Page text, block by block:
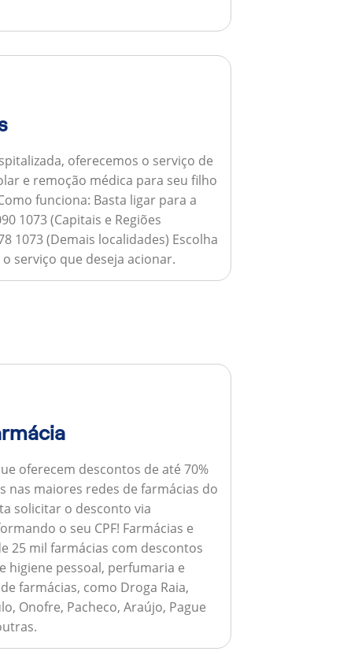
oferecemos o serviço de
e remoção médica para seu filho
funciona: Basta ligar para a
1073 (Capitais e Regiões
1073 (Demais localidades) Escolha
serviço que deseja acionar.
oferecem descontos de até 70%
nas maiores redes de farmácias do
solicitar o desconto via
o seu CPF! Farmácias e
25 mil farmácias com descontos
higiene pessoal, perfumaria e
farmácias, como Droga Raia,
Onofre, Pacheco, Araújo, Pague